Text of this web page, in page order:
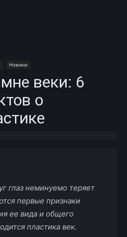
Новини
веки: 6
о
глаз неминуемо теряет
первые признаки
ее вида и общего
пластика век.